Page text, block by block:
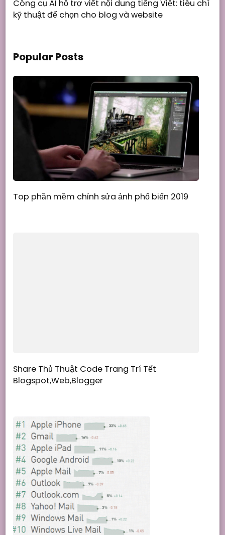
Công cụ AI hỗ trợ viết nội dung tiếng Việt: tiêu chí
kỹ thuật để chọn cho blog và website
Popular Posts
Top phần mềm chỉnh sửa ảnh phổ biến 2019
Share Thủ Thuật Code Trang Trí Tết
Blogspot,Web,Blogger